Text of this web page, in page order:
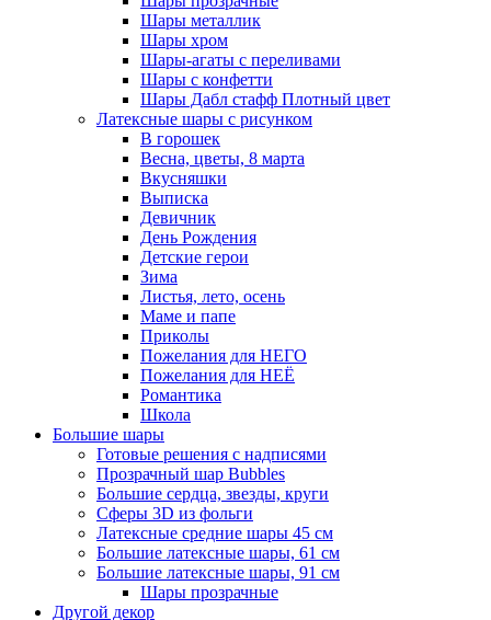
Шары металлик
Шары хром
Шары-агаты с переливами
Шары с конфетти
Шары Дабл стафф Плотный цвет
Латексные шары с рисунком
В горошек
Весна, цветы, 8 марта
Вкусняшки
Выписка
Девичник
День Рождения
Детские герои
Зима
Листья, лето, осень
Маме и папе
Приколы
Пожелания для НЕГО
Пожелания для НЕЁ
Романтика
Школа
Большие шары
Готовые решения с надписями
Прозрачный шар Bubbles
Большие сердца, звезды, круги
Сферы 3D из фольги
Латексные средние шары 45 см
Большие латексные шары, 61 см
Большие латексные шары, 91 см
Шары прозрачные
Другой декор